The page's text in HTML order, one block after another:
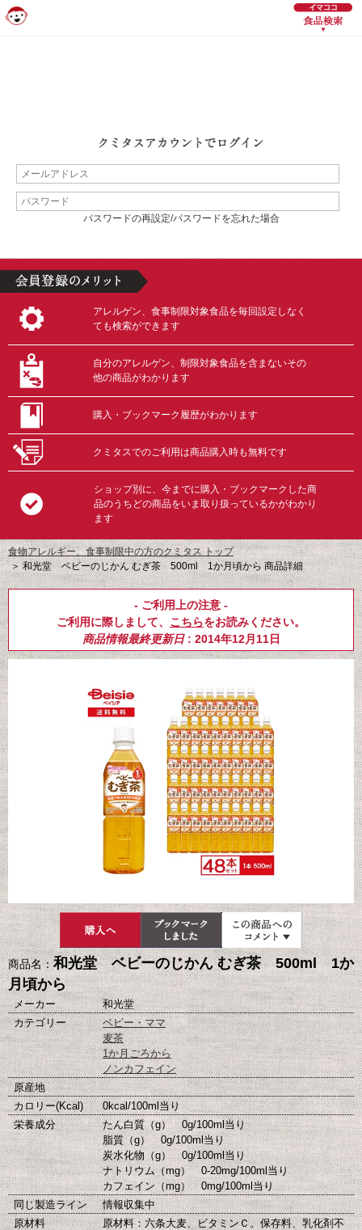
パスワードの再設定/パスワードを忘れた場合
アレルゲン、食事制限対象食品を毎回設定しなく
ても検索ができます
自分のアレルゲン、制限対象食品を含まないその
他の商品がわかります
購入・ブックマーク履歴がわかります
クミタスでのご利用は商品購入時も無料です
ショップ別に、今までに購入・ブックマークした商
品のうちどの商品をいま取り扱っているかがわかり
ます
食物アレルギー、食事制限中の方のクミタス トップ
＞和光堂 ベビーのじかん むぎ茶 500ml 1か月頃から 商品詳細
- ご利用上の注意 -
ご利用に際しまして、 こちらをお読みください。
商品情報最終更新日: 2014年12月11日
商品名：和光堂 ベビーのじかん むぎ茶 500ml 1か
月頃から
メーカー
和光堂
カテゴリー
ベビー・ママ
麦茶
1か月ごろから
ノンカフェイン
原産地
カロリー(Kcal)
0kcal/100ml当り
栄養成分
たん白質（g） 0g/100ml当り
脂質（g） 0g/100ml当り
炭水化物（g） 0g/100ml当り
ナトリウム（mg） 0-20mg/100ml当り
カフェイン（mg） 0mg/100ml当り
同じ製造ライン
情報収集中
原材料
原材料：六条大麦、ビタミンＣ。保存料、乳化剤不